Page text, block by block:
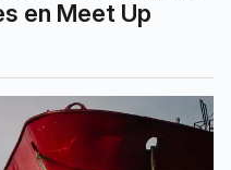
en Meet Up